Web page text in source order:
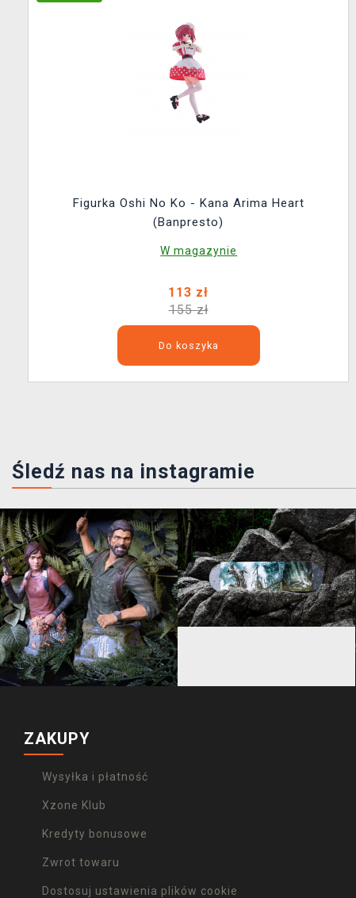
Figurka Oshi No Ko - Kana Arima Heart
(Banpresto)
W magazynie
113 zł
155 zł
Do koszyka
Śledź nas na instagramie
ZAKUPY
Wysyłka i płatność
Xzone Klub
Kredyty bonusowe
Zwrot towaru
Dostosuj ustawienia plików cookie